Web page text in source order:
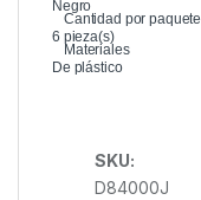
Negro
Cantidad por paquete
6 pieza(s)
Materiales
De plástico
SKU:
D84000J